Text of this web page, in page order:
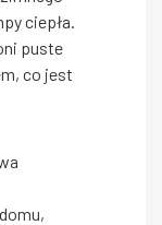
ciepła.
puste
co jest